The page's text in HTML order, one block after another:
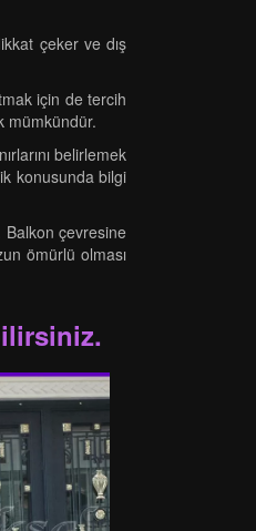
çeker ve dış
için de tercih
mümkündür.
belirlemek
konusunda bilgi
Balkon çevresine
ömürlü olması